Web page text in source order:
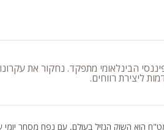
הבינלאומי מתפקד. נחקור את
ליצירת רווחים.
הוא השוק הנזיל בעולם, עם נפח מסחר יומי